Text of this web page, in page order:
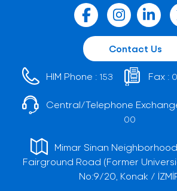
Contact Us
HIM Phone : 153 Fax :
Central/Telephone
00
Mimar Sinan
Fairground Road (Former
No:9/20, Konak /